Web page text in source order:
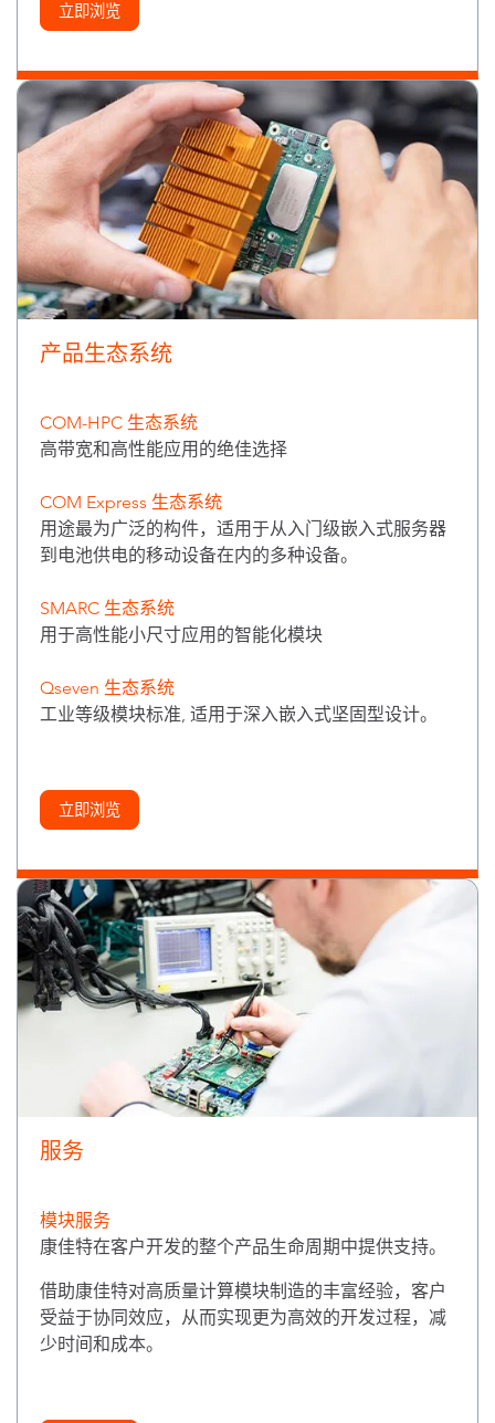
立即浏览
产品生态系统
COM-HPC 生态系统
高带宽和高性能应用的绝佳选择
COM Express 生态系统
用途最为广泛的构件，适用于从入门级嵌入式服务器
到电池供电的移动设备在内的多种设备。
SMARC 生态系统
用于高性能小尺寸应用的智能化模块
Qseven 生态系统
工业等级模块标准, 适用于深入嵌入式坚固型设计。
立即浏览
服务
模块服务
康佳特在客户开发的整个产品生命周期中提供支持。
借助康佳特对高质量计算模块制造的丰富经验，客户
受益于协同效应，从而实现更为高效的开发过程，减
少时间和成本。